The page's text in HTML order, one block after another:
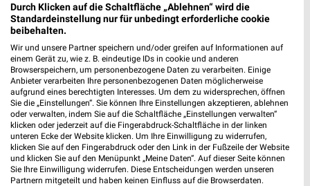
Aktuelle Prospekte für Parchtitz und
Umgebung
16 Prospekte
Lidl DAS FUTTERHAUS
Durch Klicken auf die Schaltfläche „Ablehnen“ wird die
Standardeinstellung nur für unbedingt erforderliche cookie
beibehalten.
Wir und unsere Partner speichern und/oder greifen auf Informationen auf
einem Gerät zu, wie z. B. eindeutige IDs in cookie und anderen
Browserspeichern, um personenbezogene Daten zu verarbeiten. Einige
Anbieter verarbeiten Ihre personenbezogenen Daten möglicherweise
aufgrund eines berechtigten Interesses. Um dem zu widersprechen, öffnen
Sie die „Einstellungen“. Sie können Ihre Einstellungen akzeptieren, ablehnen
oder verwalten, indem Sie auf die Schaltfläche „Einstellungen verwalten“
klicken oder jederzeit auf die Fingerabdruck-Schaltfläche in der linken
unteren Ecke der Website klicken. Um Ihre Einwilligung zu widerrufen,
klicken Sie auf den Fingerabdruck oder den Link in der Fußzeile der Website
und klicken Sie auf den Menüpunkt „Meine Daten“. Auf dieser Seite können
Sie Ihre Einwilligung widerrufen. Diese Entscheidungen werden unseren
Partnern mitgeteilt und haben keinen Einfluss auf die Browserdaten.